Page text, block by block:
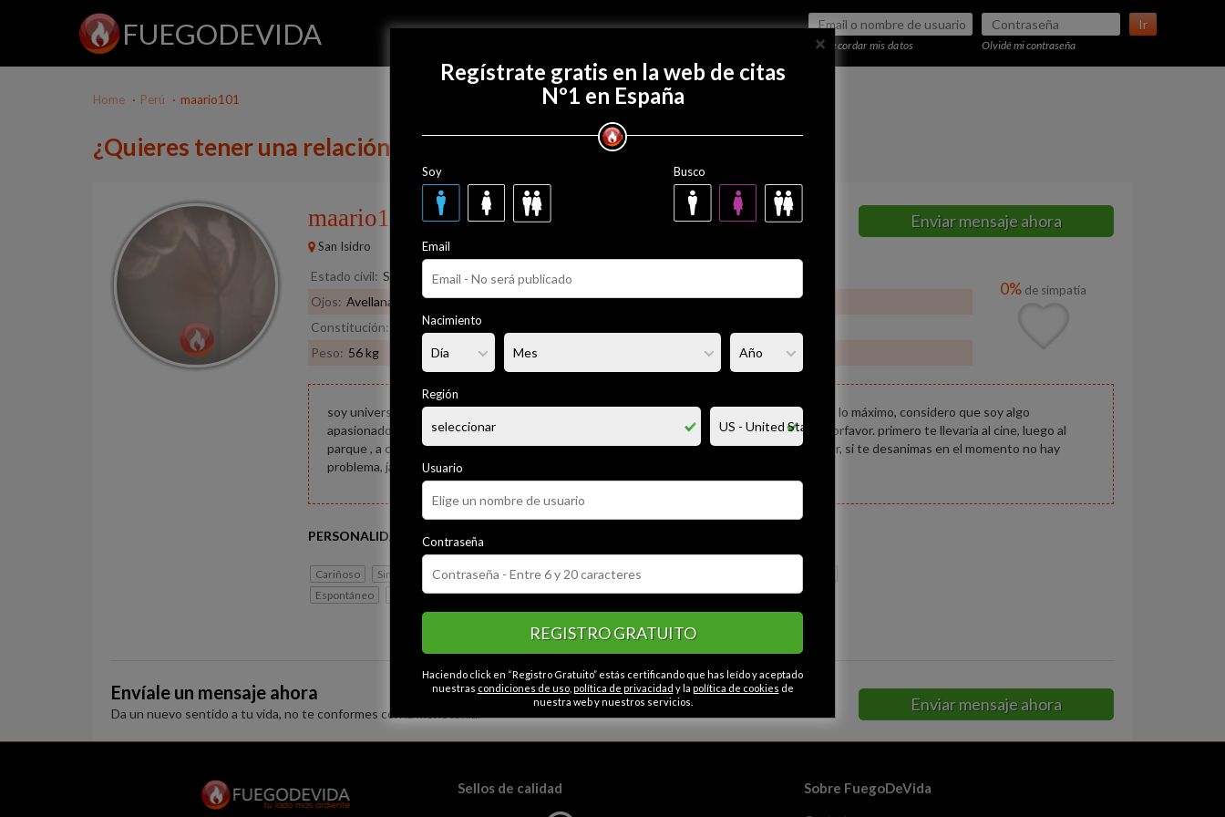
FUEGODEVIDA Ir
Recordar mis datos Olvidé mi contraseña
Regístrate gratis
Home Perú maario101
¿Quieres tener una relación con maario101?
maario101
29 años
San Isidro
Enviar mensaje ahora
Estado civil: Soltero
Ojos: Avellana Pelo: Castaño
Constitución:
Deportista
Peso: 56 kg
0% de simpatía
soy universitario tengo 18 años, pues busco aventuras con chicas que quieran divertirse a lo máximo, considero que soy algo
apasionado cuando me gusta mucho una chica. una aventura nada mas sin sentimientos porfavor. primero te llevaria al cine, luego al
parque , a comer, y despues vamos a comernos, no soy de obligar a nadie para hacer el amor, si te desanimas en el momento no hay
problema, jajja sé que no me negaras. empecemos a conocernos.
PERSONALIDAD
Cariñoso Simpático Extrovertido Apasionado
Seguro
Espontáneo
Abierto Exigente Caballeroso
Envíale un mensaje ahora
Da un nuevo sentido a tu vida, no te conformes con la monotonía. Enviar mensaje ahora
×
Regístrate gratis en la web de citas
Nº1 en España
Soy Busco
Email
Nacimiento
Región
Usuario
Contraseña
REGISTRO GRATUITO
Haciendo click en “Registro Gratuito” estás certificando que has leído y aceptado
nuestras condiciones de uso, política de privacidad y la política de cookies de
nuestra web y nuestros servicios.
Sellos de calidad Sobre FuegoDeVida